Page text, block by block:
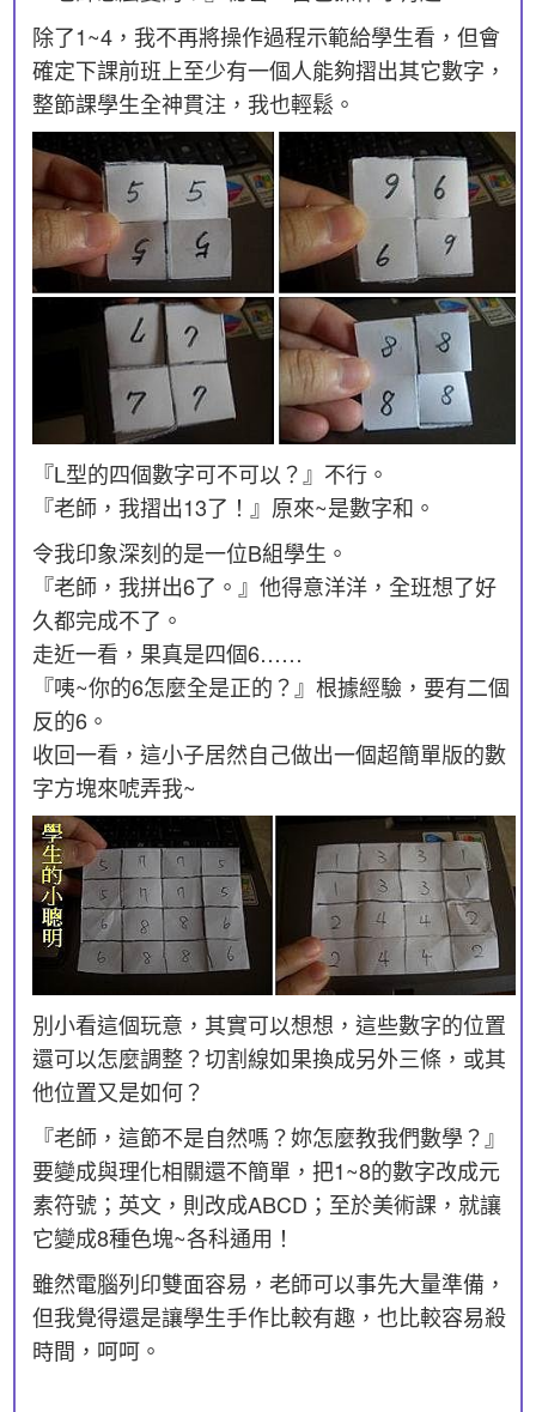
除了1~4，我不再將操作過程示範給學生看，但會
確定下課前班上至少有一個人能夠摺出其它數字，
整節課學生全神貫注，我也輕鬆。
『L型的四個數字可不可以？』不行。
『老師，我摺出13了！』原來~是數字和。
令我印象深刻的是一位B組學生。
『老師，我拼出6了。』他得意洋洋，全班想了好
久都完成不了。
走近一看，果真是四個6……
『咦~你的6怎麼全是正的？』根據經驗，要有二個
反的6。
收回一看，這小子居然自己做出一個超簡單版的數
字方塊來唬弄我~
別小看這個玩意，其實可以想想，這些數字的位置
還可以怎麼調整？切割線如果換成另外三條，或其
他位置又是如何？
『老師，這節不是自然嗎？妳怎麼教我們數學？』
要變成與理化相關還不簡單，把1~8的數字改成元
素符號；英文，則改成ABCD；至於美術課，就讓
它變成8種色塊~各科通用！
雖然電腦列印雙面容易，老師可以事先大量準備，
但我覺得還是讓學生手作比較有趣，也比較容易殺
時間，呵呵。